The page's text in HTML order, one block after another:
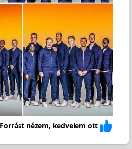
Forrást nézem, kedvelem ott